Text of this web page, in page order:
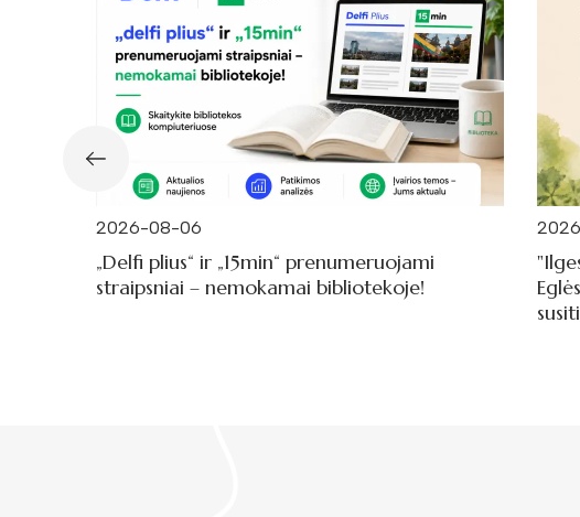
2026-08-06
„Delfi plius“ ir „15min“ prenumeruojami
straipsniai – nemokamai bibliotekoje!